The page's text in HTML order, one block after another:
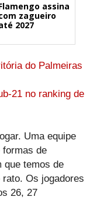
assina
zagueiro
2027
do Palmeiras
21 no ranking de
Uma equipe
formas de
que temos de
Os jogadores
26, 27